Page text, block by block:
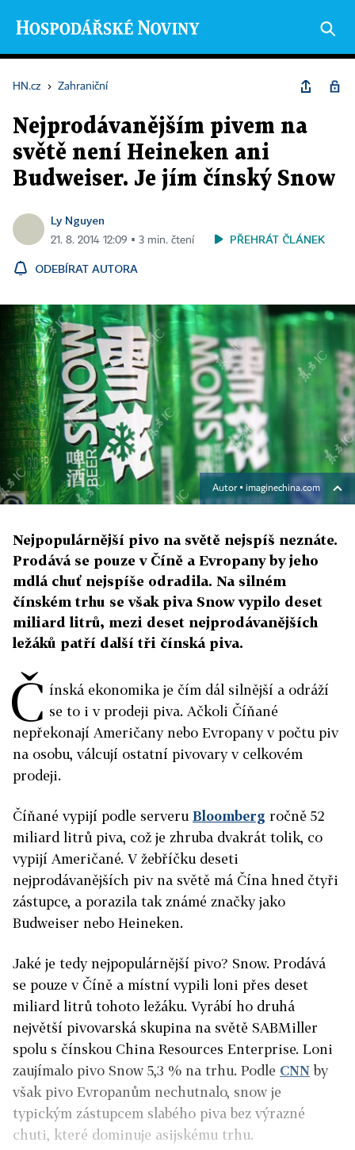
HN.cz › Zahraniční
Nejprodávanějším pivem na
světě není Heineken ani
Budweiser. Je jím čínský Snow
Ly Nguyen
21. 8. 2014 12:09 ▪ 3 min. čtení PŘEHRÁT ČLÁNEK
ODEBÍRAT AUTORA
Autor ▪ imaginechina.com
Nejpopulárnější pivo na světě nejspíš neznáte.
Prodává se pouze v Číně a Evropany by jeho
mdlá chuť nejspíše odradila. Na silném
čínském trhu se však piva Snow vypilo deset
miliard litrů, mezi deset nejprodávanějších
ležáků patří další tři čínská piva.
Č ínská ekonomika je čím dál silnější a odráží
se to i v prodeji piva. Ačkoli Číňané
nepřekonají Američany nebo Evropany v počtu piv
na osobu, válcují ostatní pivovary v celkovém
prodeji.
Číňané vypijí podle serveru Bloomberg ročně 52
miliard litrů piva, což je zhruba dvakrát tolik, co
vypijí Američané. V žebříčku deseti
nejprodávanějších piv na světě má Čína hned čtyři
zástupce, a porazila tak známé značky jako
Budweiser nebo Heineken.
Jaké je tedy nejpopulárnější pivo? Snow. Prodává
se pouze v Číně a místní vypili loni přes deset
miliard litrů tohoto ležáku. Vyrábí ho druhá
největší pivovarská skupina na světě SABMiller
spolu s čínskou China Resources Enterprise. Loni
zaujímalo pivo Snow 5,3 % na trhu. Podle CNNby
však pivo Evropanům nechutnalo, snow je
typickým zástupcem slabého piva bez výrazné
chuti, které dominuje asijskému trhu.